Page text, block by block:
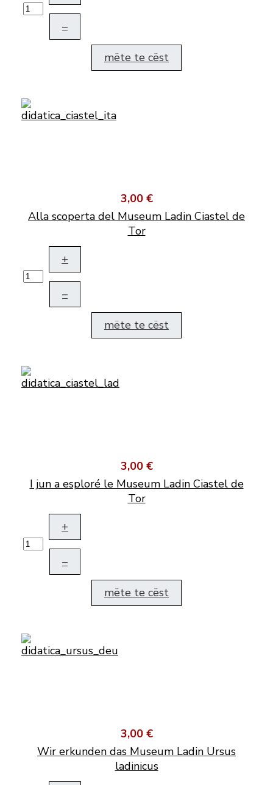
–
mëte te cëst
3,00 €
Alla scoperta del Museum Ladin Ciastel de
Tor
+
–
mëte te cëst
3,00 €
I jun a esploré le Museum Ladin Ciastel de
Tor
+
–
mëte te cëst
3,00 €
Wir erkunden das Museum Ladin Ursus
ladinicus